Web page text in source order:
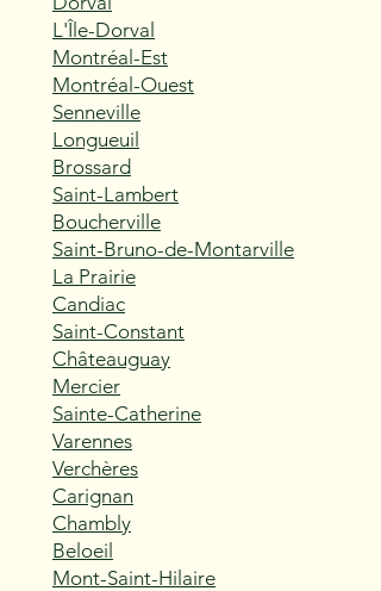
L'Île-Dorval
Montréal-Est
Montréal-Ouest
Senneville
Longueuil
Brossard
Saint-Lambert
Boucherville
Saint-Bruno-de-Montarville
La Prairie
Candiac
Saint-Constant
Châteauguay
Mercier
Sainte-Catherine
Varennes
Verchères
Carignan
Chambly
Beloeil
Mont-Saint-Hilaire